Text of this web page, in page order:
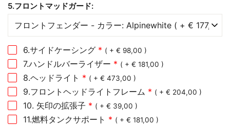
5.フロントマッドガード:
6.サイドケーシング * ( + € 98,00 )
7.ハンドルバーライザー * ( + € 181,00 )
8.ヘッドライト * ( + € 473,00 )
9.フロントヘッドライトフレーム * ( + € 204,00 )
10. 矢印の拡張子 * ( + € 39,00 )
11.燃料タンクサポート * ( + € 181,00 )